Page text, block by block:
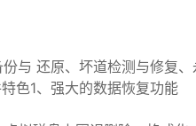
与 还原、坏道检测与修复
色1、强大的数据恢复功能